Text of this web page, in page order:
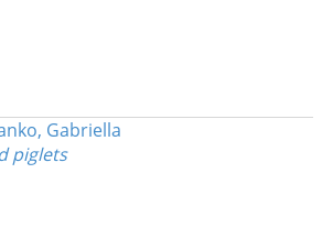
Gabriella
piglets